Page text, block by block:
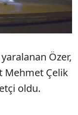
Özer,
Mehmet Çelik
oldu.